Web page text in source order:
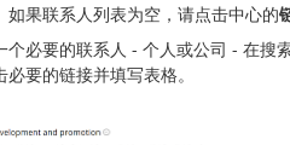
如果联系人列表为空，请点击中心的
个必要的联系人 - 个人或公司 - 在
要的链接并填写表格。